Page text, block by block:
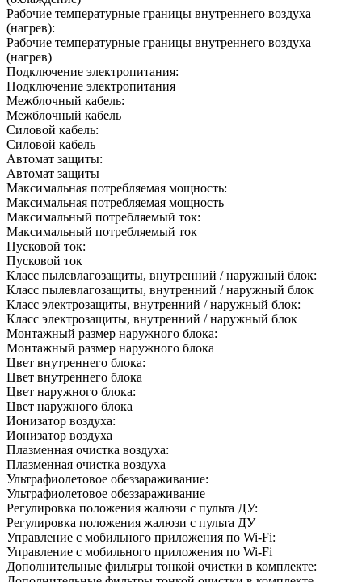
Рабочие температурные границы внутреннего воздуха
(нагрев):
Рабочие температурные границы внутреннего воздуха
(нагрев)
Подключение электропитания:
Подключение электропитания
Межблочный кабель:
Межблочный кабель
Силовой кабель:
Силовой кабель
Автомат защиты:
Автомат защиты
Максимальная потребляемая мощность:
Максимальная потребляемая мощность
Максимальный потребляемый ток:
Максимальный потребляемый ток
Пусковой ток:
Пусковой ток
Класс пылевлагозащиты, внутренний / наружный блок:
Класс пылевлагозащиты, внутренний / наружный блок
Класс электрозащиты, внутренний / наружный блок:
Класс электрозащиты, внутренний / наружный блок
Монтажный размер наружного блока:
Монтажный размер наружного блока
Цвет внутреннего блока:
Цвет внутреннего блока
Цвет наружного блока:
Цвет наружного блока
Ионизатор воздуха:
Ионизатор воздуха
Плазменная очистка воздуха:
Плазменная очистка воздуха
Ультрафиолетовое обеззараживание:
Ультрафиолетовое обеззараживание
Регулировка положения жалюзи с пульта ДУ:
Регулировка положения жалюзи с пульта ДУ
Управление c мобильного приложения по Wi-Fi:
Управление c мобильного приложения по Wi-Fi
Дополнительные фильтры тонкой очистки в комплекте: